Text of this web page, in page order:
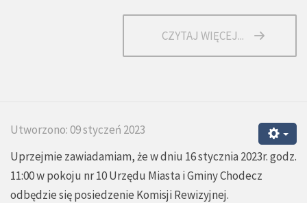
CZYTAJ WIĘCEJ...
Utworzono: 09 styczeń 2023
Uprzejmie zawiadamiam, że w dniu 16 stycznia 2023r. godz.
11:00 w pokoju nr 10 Urzędu Miasta i Gminy Chodecz
odbędzie się posiedzenie Komisji Rewizyjnej.